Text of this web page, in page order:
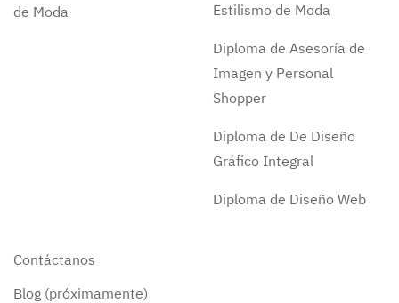
de Moda
Estilismo de Moda
Diploma de Asesoría de
Imagen y Personal
Shopper
Diploma de De Diseño
Gráfico Integral
Diploma de Diseño Web
Contáctanos
Blog (próximamente)